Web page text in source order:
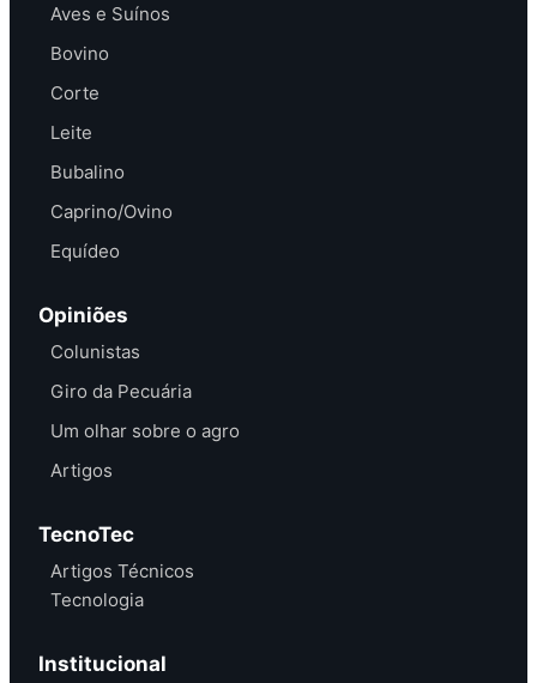
Aves e Suínos
Bovino
Corte
Leite
Bubalino
Caprino/Ovino
Equídeo
Opiniões
Colunistas
Giro da Pecuária
Um olhar sobre o agro
Artigos
TecnoTec
Artigos Técnicos
Tecnologia
Institucional